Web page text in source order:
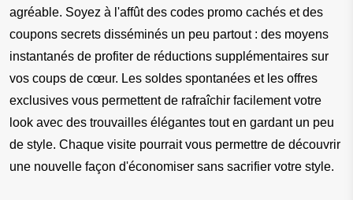
agréable. Soyez à l'affût des codes promo cachés et des
coupons secrets disséminés un peu partout : des moyens
instantanés de profiter de réductions supplémentaires sur
vos coups de cœur. Les soldes spontanées et les offres
exclusives vous permettent de rafraîchir facilement votre
look avec des trouvailles élégantes tout en gardant un peu
de style. Chaque visite pourrait vous permettre de découvrir
une nouvelle façon d'économiser sans sacrifier votre style.